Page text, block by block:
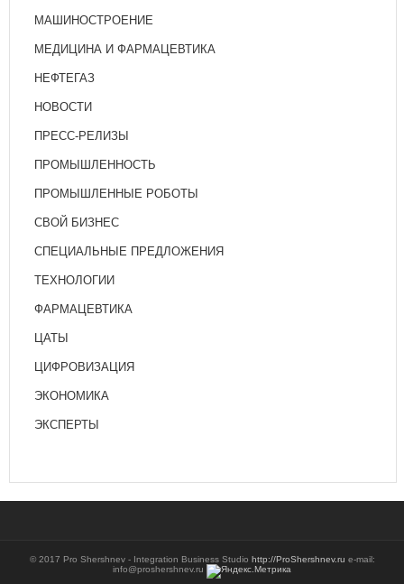
МАШИНОСТРОЕНИЕ
МЕДИЦИНА И ФАРМАЦЕВТИКА
НЕФТЕГАЗ
НОВОСТИ
ПРЕСС-РЕЛИЗЫ
ПРОМЫШЛЕННОСТЬ
ПРОМЫШЛЕННЫЕ РОБОТЫ
СВОЙ БИЗНЕС
СПЕЦИАЛЬНЫЕ ПРЕДЛОЖЕНИЯ
ТЕХНОЛОГИИ
ФАРМАЦЕВТИКА
ЦАТЫ
ЦИФРОВИЗАЦИЯ
ЭКОНОМИКА
ЭКСПЕРТЫ
© 2017 Pro Shershnev - Integration Business Studio http://ProShershnev.ru e-mail:
info@proshershnev.ru